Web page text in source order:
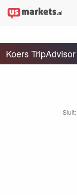
Koers TripAdvisor
Sluit: